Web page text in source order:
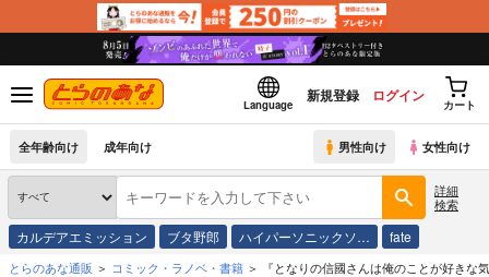
Language
新規登録 ログイン
カート
全年齢向け 成年向け 男性向け 女性向け
詳細
検索
カルデアエミッション ブタ野郎 ハイパーソニックソ… fate
とらのあな通販 コミック・ラノベ・書籍 『となりの信國さんは俺のことが好きな